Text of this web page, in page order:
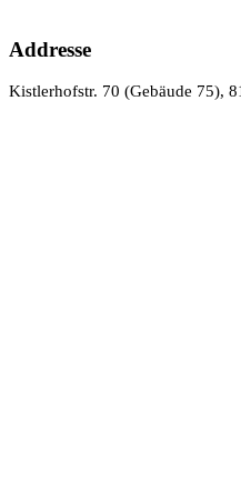
Addresse
Kistlerhofstr. 70 (Gebäude 75),